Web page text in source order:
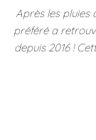
Après les
préféré a
depuis 2016 !